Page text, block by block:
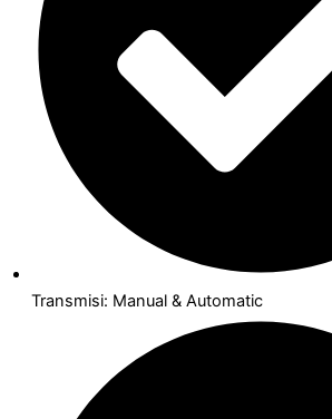
Transmisi: Manual & Automatic